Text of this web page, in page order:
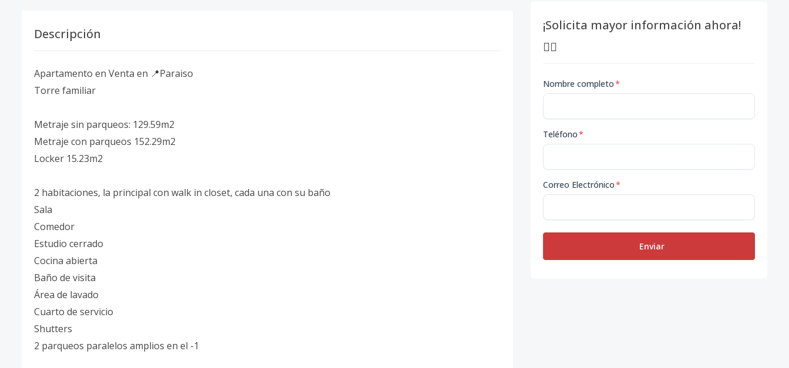
Descripción
Apartamento en Venta en 📍Paraiso
Torre familiar
Metraje sin parqueos: 129.59m2
Metraje con parqueos 152.29m2
Locker 15.23m2
2 habitaciones, la principal con walk in closet, cada una con su baño
Sala
Comedor
Estudio cerrado
Cocina abierta
Baño de visita
Área de lavado
Cuarto de servicio
Shutters
2 parqueos paralelos amplios en el -1
¡Solicita mayor información ahora!
👇🏽
Nombre completo*
Teléfono*
Correo Electrónico*
Enviar